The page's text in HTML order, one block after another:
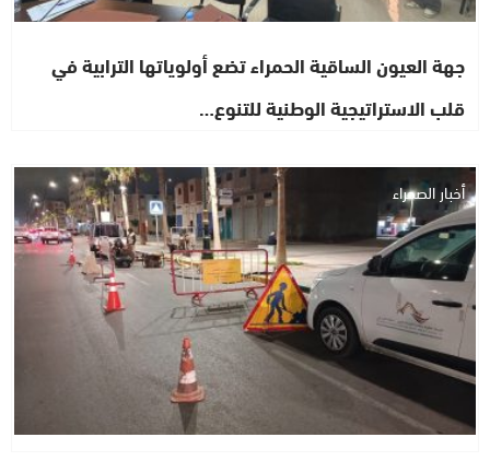
جهة العيون الساقية الحمراء تضع أولوياتها الترابية في
قلب الاستراتيجية الوطنية للتنوع…
أخبار الصحراء